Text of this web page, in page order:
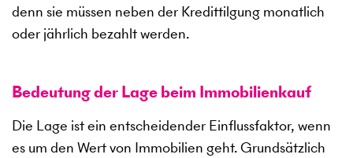
denn sie müssen neben der Kredittilgung monatlich
oder jährlich bezahlt werden.
Bedeutung der Lage beim Immobilienkauf
Die Lage ist ein entscheidender Einflussfaktor, wenn
es um den Wert von Immobilien geht. Grundsätzlich